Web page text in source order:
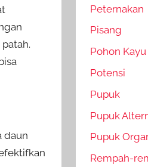
daun
Peternakan
Pisang
Pohon Kayu
Potensi
Pupuk
Pupuk
Pupuk
Rempah-